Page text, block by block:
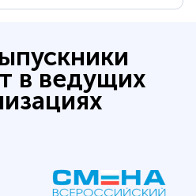
в ведущих